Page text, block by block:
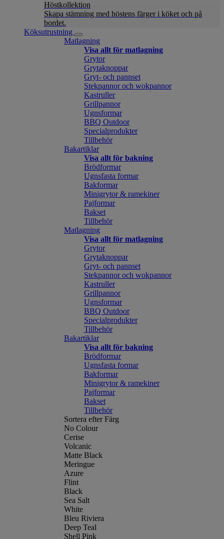
Höstkollektion
Skapa stämning med höstens färger i köket och på
bordet.
Köksutrustning
Matlagning
Visa allt för matlagning
Grytor
Grytaknoppar
Gryt- och pannset
Stekpannor och wokpannor
Kastruller
Grillpannor
Ugnsformar
BBQ Outdoor
Specialprodukter
Tillbehör
Bakartiklar
Visa allt för bakning
Brödformar
Ugnsfasta formar
Bakformar
Minigrytor & ramekiner
Pajformar
Bakset
Tillbehör
Matlagning
Visa allt för matlagning
Grytor
Grytaknoppar
Gryt- och pannset
Stekpannor och wokpannor
Kastruller
Grillpannor
Ugnsformar
BBQ Outdoor
Specialprodukter
Tillbehör
Bakartiklar
Visa allt för bakning
Brödformar
Ugnsfasta formar
Bakformar
Minigrytor & ramekiner
Pajformar
Bakset
Tillbehör
Sortera efter Färg
No Colour
Cerise
Volcanic
Matte Black
Meringue
Azure
Flint
Black
Sea Salt
White
Bleu Riviera
Deep Teal
Shell Pink